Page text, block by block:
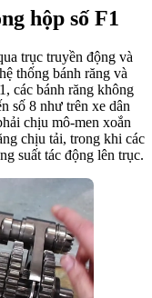
hộp số F1
trục truyền động và
thống bánh răng và
các bánh răng không
số 8 như trên xe dân
chịu mô-men xoắn
chịu tải, trong khi các
suất tác động lên trục.